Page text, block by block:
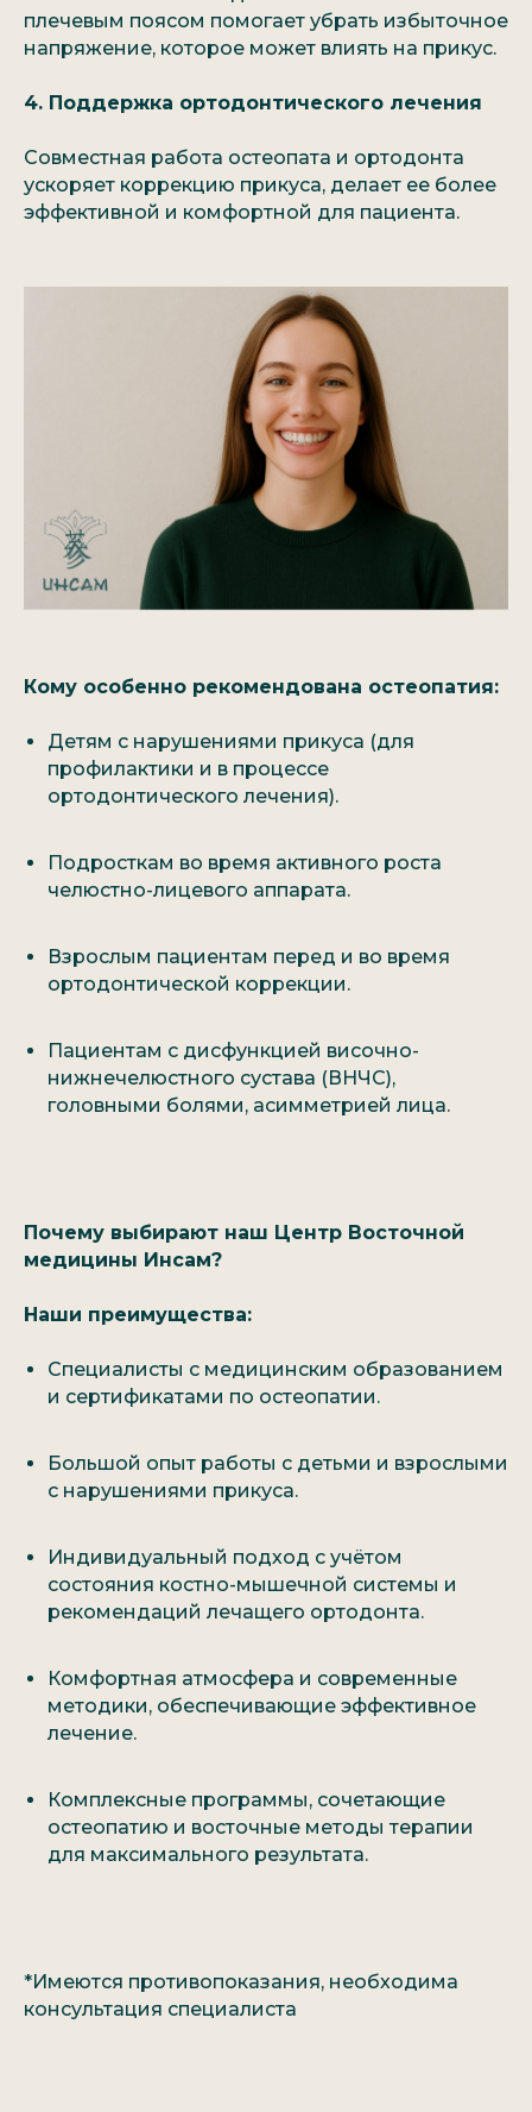
плечевым поясом помогает убрать избыточное
напряжение, которое может влиять на прикус.
4. Поддержка ортодонтического лечения
Совместная работа остеопата и ортодонта
ускоряет коррекцию прикуса, делает ее более
эффективной и комфортной для пациента.
Кому особенно рекомендована остеопатия:
Детям с нарушениями прикуса (для
профилактики и в процессе
ортодонтического лечения).
Подросткам во время активного роста
челюстно-лицевого аппарата.
Взрослым пациентам перед и во время
ортодонтической коррекции.
Пациентам с дисфункцией височно-
нижнечелюстного сустава (ВНЧС),
головными болями, асимметрией лица.
Почему выбирают наш Центр Восточной
медицины Инсам?
Наши преимущества:
Специалисты с медицинским образованием
и сертификатами по остеопатии.
Большой опыт работы с детьми и взрослыми
с нарушениями прикуса.
Индивидуальный подход с учётом
состояния костно-мышечной системы и
рекомендаций лечащего ортодонта.
Комфортная атмосфера и современные
методики, обеспечивающие эффективное
лечение.
Комплексные программы, сочетающие
остеопатию и восточные методы терапии
для максимального результата.
*Имеются противопоказания, необходима
консультация специалиста
лечебный сеанс (массаж, иглорефлексотерапию
Оставьте заявку и наш администратор
скоро свяжется с вами
консультацию*?
Остались вопросы?
+7
Отправить
Разработка сайта
+7 (911) 926-15-26
+7 (911) 926-15-26
О нас
О нас
ИМЕЮТСЯ ПРОТИВОПОКАЗАНИЯ НЕОБХОДИМА КОНСУЛЬТАЦИЯ
Наши специалисты
Наши специалисты
Контакты
Контакты
ⓒ 2012 -2026ИНСАМ. Центр восточной медицины
ул. 4-я Советская, д. 42, лит. A, пом. 4H
м. Восстания/ м. Чернышевская
Блог о здоровье
Блог о здоровье